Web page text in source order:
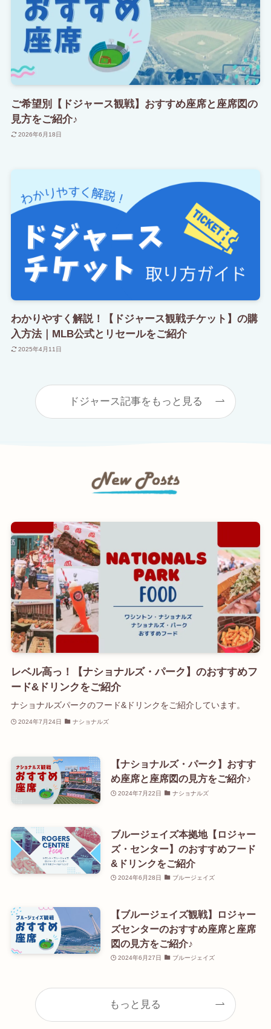
ご希望別【ドジャース観戦】おすすめ座席と座席図の
見方をご紹介♪
2026年6月18日
わかりやすく解説！【ドジャース観戦チケット】の購
入方法｜MLB公式とリセールをご紹介
2025年4月11日
ドジャース記事をもっと見る
レベル高っ！【ナショナルズ・パーク】のおすすめフ
ード&ドリンクをご紹介
ナショナルズパークのフード&ドリンクをご紹介しています。
2024年7月24日 ナショナルズ
【ナショナルズ・パーク】おすす
め座席と座席図の見方をご紹介♪
2024年7月22日 ナショナルズ
ブルージェイズ本拠地【ロジャー
ズ・センター】のおすすめフード
&ドリンクをご紹介
2024年6月28日 ブルージェイズ
【ブルージェイズ観戦】ロジャー
ズセンターのおすすめ座席と座席
図の見方をご紹介♪
2024年6月27日 ブルージェイズ
もっと見る